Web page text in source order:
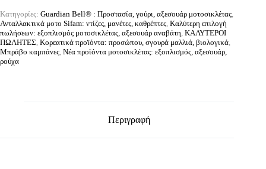
Κατηγορίες: Guardian Bell® : Προστασία, γούρι, αξεσουάρ μοτοσικλέτας,
Ανταλλακτικά μοτο Sifam: ντίζες, μανέτες, καθρέπτες, Καλύτερη επιλογή
πωλήσεων: εξοπλισμός μοτοσικλέτας, αξεσουάρ αναβάτη, ΚΑΛΥΤΕΡΟΙ
ΠΩΛΗΤΕΣ, Κορεατικά προϊόντα: προσώπου, σγουρά μαλλιά, βιολογικά,
Μπράβο καμπάνες, Νέα προϊόντα μοτοσικλέτας: εξοπλισμός, αξεσουάρ,
ρούχα
Περιγραφή